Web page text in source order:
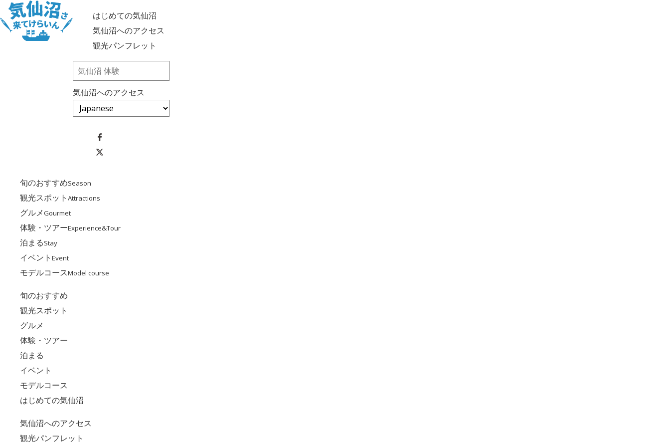
はじめての気仙沼
気仙沼へのアクセス
観光パンフレット
気仙沼へのアクセス
旬のおすすめSeason
観光スポット Attractions
グルメGourmet
体験・ツアーExperience&Tour
泊まるStay
イベント Event
モデルコースModel course
旬のおすすめ
観光スポット
グルメ
体験・ツアー
泊まる
イベント
モデルコース
はじめての気仙沼
気仙沼へのアクセス
観光パンフレット